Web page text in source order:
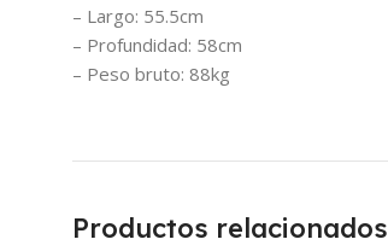
– Largo: 55.5cm
– Profundidad: 58cm
– Peso bruto: 88kg
Productos relacionados